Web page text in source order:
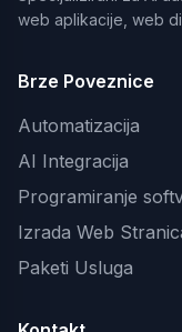
web aplikacije, web
Brze Poveznice
Automatizacija
AI Integracija
Programiranje
Izrada Web
Paketi Usluga